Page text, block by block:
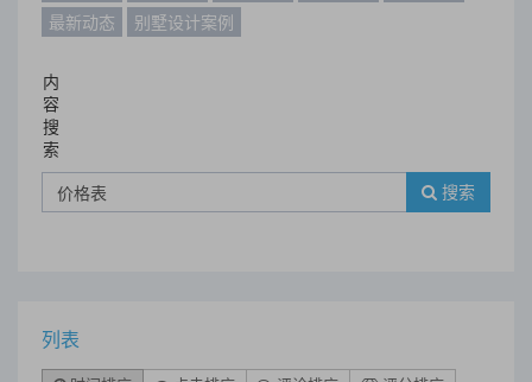
最新动态
别墅设计案例
内
容
搜
索
搜索
列表